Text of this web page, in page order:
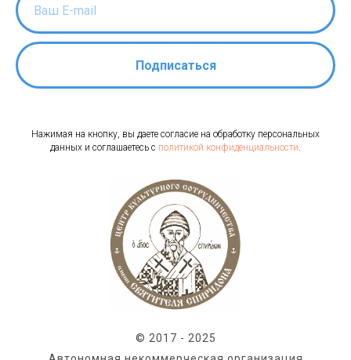
Подписаться
Нажимая на кнопку, вы даете согласие на обработку персональных
данных и соглашаетесь c политикой конфиденциальности.
© 2017 - 2025